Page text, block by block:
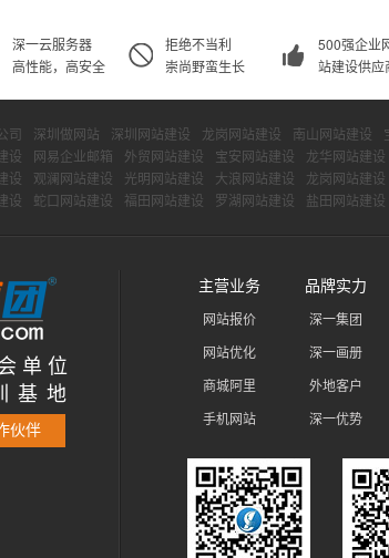
深一云服务器
高性能，高安全
拒绝不当利
崇尚野蛮生长
500强企业
站建设供应
司 深圳做网站 深圳网站建设 龙岗网站建设 南山网站建设
设
网易企业邮箱 外贸网站建设 宝安网站建设 龙华网站建设
设
观澜网站建设 光明网站建设 大浪网站建设 龙岗网站建设
设
蛇口网站建设 福田网站建设 罗湖网站建设 盐田网站建设
单 位
基 地
伙伴
主营业务
网站报价
网站优化
商城阿里
手机网站
品牌实力
深一集团
深一画册
外地客户
深一优势